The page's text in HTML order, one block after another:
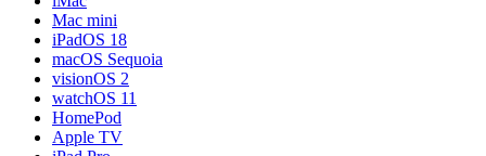
Mac mini
iPadOS 18
macOS Sequoia
visionOS 2
watchOS 11
HomePod
Apple TV